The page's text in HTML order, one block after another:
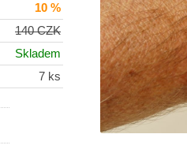
10 %
140 CZK
Skladem
7 ks